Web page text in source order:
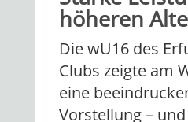
höheren
Die wU16 des
Clubs zeigte am
eine
Vorstellung –